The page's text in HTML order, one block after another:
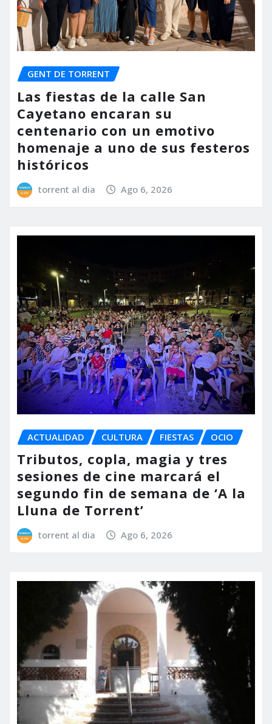
GENT DE TORRENT
Las fiestas de la calle San
Cayetano encaran su
centenario con un emotivo
homenaje a uno de sus festeros
históricos
torrent al dia Ago 6, 2026
ACTUALIDAD CULTURA FIESTAS OCIO
Tributos, copla, magia y tres
sesiones de cine marcará el
segundo fin de semana de ‘A la
Lluna de Torrent’
torrent al dia Ago 6, 2026